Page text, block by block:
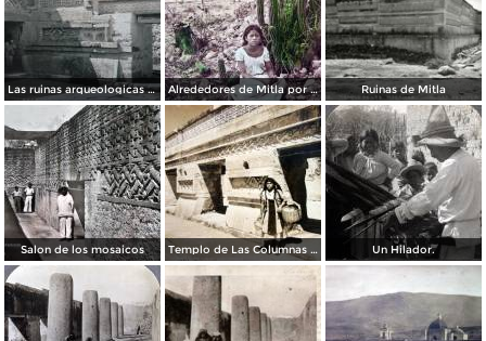
Las ruinas arqueologicas Por el fotografo Hugo Brehme. Alrededores de Mitla por el fotografo Charles Bolbruge. Ruinas de Mitla
Salon de los mosaicos Templo de Las Columnas Mitla, Oaxaca. Un Hilador.